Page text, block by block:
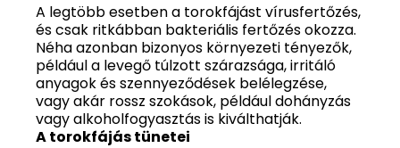
A legtöbb esetben a torokfájást vírusfertőzés,
és csak ritkábban bakteriális fertőzés okozza.
Néha azonban bizonyos környezeti tényezők,
például a levegő túlzott szárazsága, irritáló
anyagok és szennyeződések belélegzése,
vagy akár rossz szokások, például dohányzás
vagy alkoholfogyasztás is kiválthatják.
A torokfájás tünetei